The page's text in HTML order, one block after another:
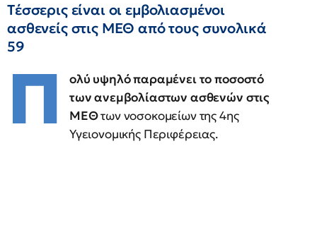
Tέσσερις είναι οι εμβολιασμένοι
ασθενείς στις ΜΕΘ από τους συνολικά
59
Π
ολύ υψηλό παραμένει το ποσοστό
των ανεμβολίαστων ασθενών στις
ΜΕΘτων νοσοκομείων της 4ης
Υγειονομικής Περιφέρειας.